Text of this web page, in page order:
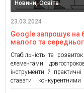
Новини, Освіта
23.03.2024
Google запрошує на
малого та
Стабільність та
елементами
інструменти й
ставати
економіки. Саме тому